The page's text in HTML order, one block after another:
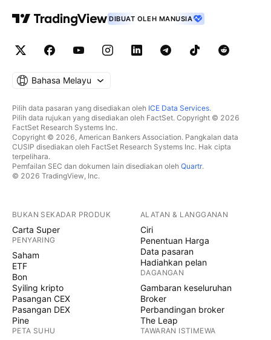
DIBUAT OLEH MANUSIA
Bahasa Melayu
Pilih data pasaran yang disediakan oleh ICE Data Services.
Pilih data rujukan yang disediakan oleh FactSet. Copyright © 2026
FactSet Research Systems Inc.
Copyright © 2026, American Bankers Association. Pangkalan data
CUSIP disediakan oleh FactSet Research Systems Inc. Hak cipta
terpelihara.
Pemfailan SEC dan dokumen lain disediakan oleh Quartr.
© 2026 TradingView, Inc.
BUKAN SEKADAR PRODUK
Carta Super
PENYARING
Saham
ETF
Bon
Syiling kripto
Pasangan CEX
Pasangan DEX
Pine
PETA SUHU
ALATAN & LANGGANAN
Ciri
Penentuan Harga
Data pasaran
Hadiahkan pelan
DAGANGAN
Gambaran keseluruhan
Broker
Perbandingan broker
The Leap
TAWARAN ISTIMEWA